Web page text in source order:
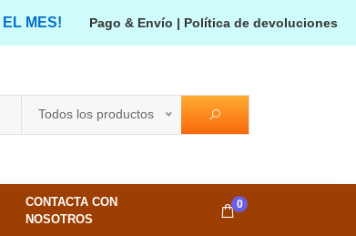
EL MES! Pago & Envío | Política de devoluciones
Todos los productos
CONTACTA CON
NOSOTROS
0